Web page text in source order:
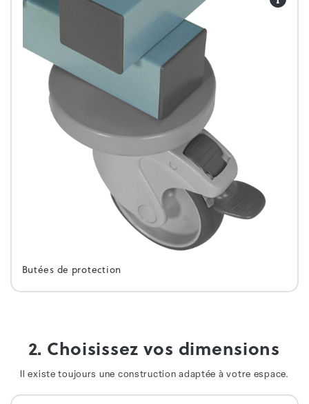
Butées de protection
2. Choisissez vos dimensions
Il existe toujours une construction adaptée à votre espace.